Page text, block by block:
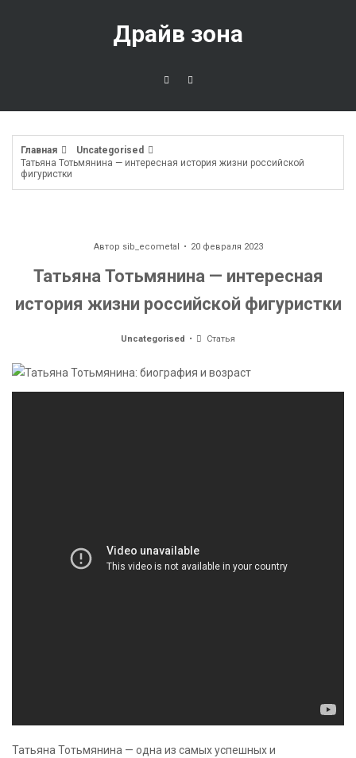
Драйв зона
Главная
Uncategorised
Татьяна Тотьмянина — интересная история жизни российской
фигуристки
Автор sib_ecometal 20 февраля 2023
Татьяна Тотьмянина — интересная
история жизни российской фигуристки
Uncategorised Статья
Татьяна Тотьмянина — одна из самых успешных и